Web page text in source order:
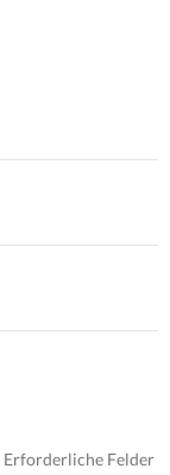
Erforderliche Felder